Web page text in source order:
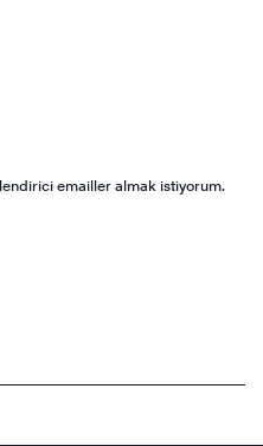
emailler almak istiyorum.